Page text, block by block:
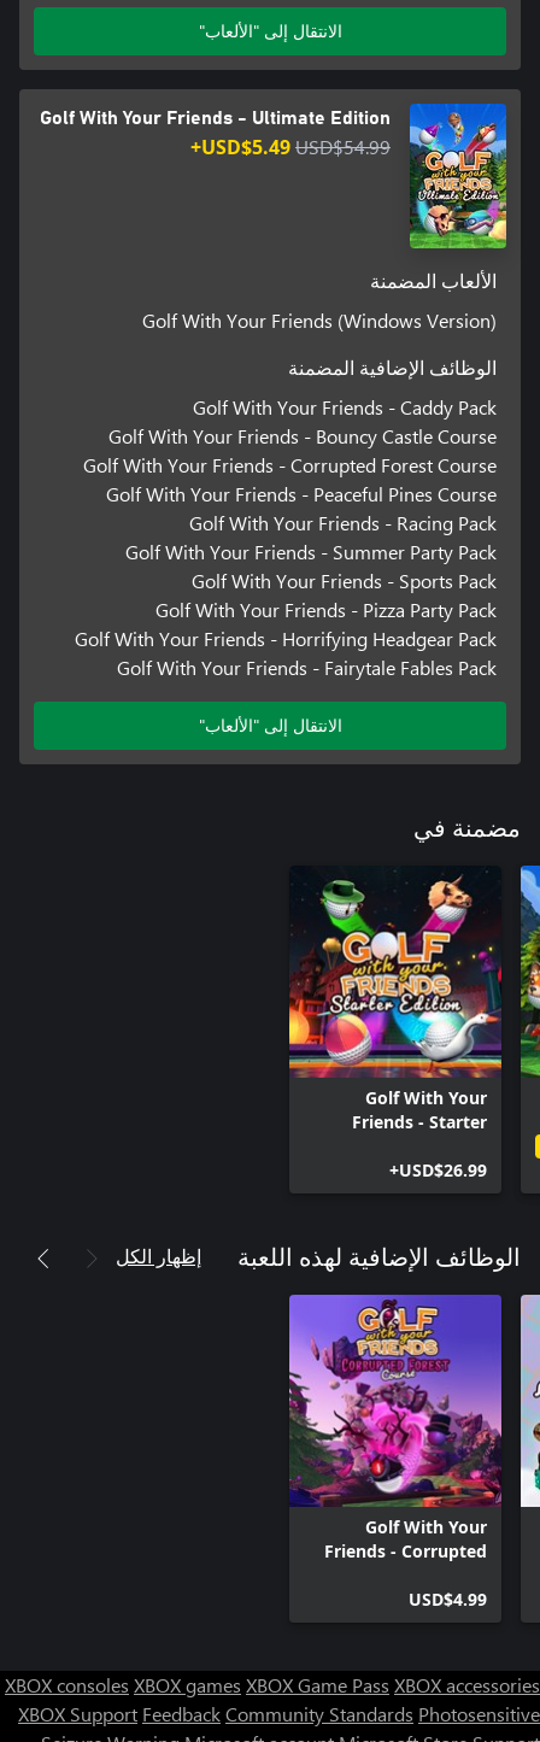
الانتقال إلى "الألعاب"
Golf With Your Friends - Ultimate Edition
USD$54.99
USD$5.49+
الألعاب المضمنة
Golf With Your Friends (Windows Version)
الوظائف الإضافية المضمنة
Golf With Your Friends - Caddy Pack
Golf With Your Friends - Bouncy Castle Course
Golf With Your Friends - Corrupted Forest Course
Golf With Your Friends - Peaceful Pines Course
Golf With Your Friends - Racing Pack
Golf With Your Friends - Summer Party Pack
Golf With Your Friends - Sports Pack
Golf With Your Friends - Pizza Party Pack
Golf With Your Friends - Horrifying Headgear Pack
Golf With Your Friends - Fairytale Fables Pack
الانتقال إلى "الألعاب"
مضمنة في
Golf With Your
Friends - Starter
USD$26.99+
الوظائف الإضافية لهذه اللعبة إظهار الكل
Golf With Your
Friends - Corrupted
USD$4.99
XBOX consoles XBOX games XBOX Game Pass XBOX accessories
XBOX Support FeedbackCommunity Standards Photosensitive